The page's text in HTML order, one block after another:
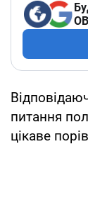
питання
цікаве